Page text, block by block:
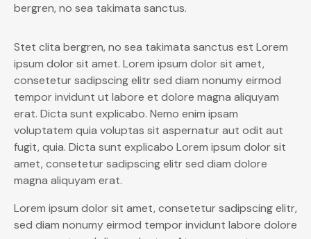
bergren, no sea takimata sanctus.
Stet clita bergren, no sea takimata sanctus est Lorem
ipsum dolor sit amet. Lorem ipsum dolor sit amet,
consetetur sadipscing elitr sed diam nonumy eirmod
tempor invidunt ut labore et dolore magna aliquyam
erat. Dicta sunt explicabo. Nemo enim ipsam
voluptatem quia voluptas sit aspernatur aut odit aut
fugit, quia. Dicta sunt explicabo Lorem ipsum dolor sit
amet, consetetur sadipscing elitr sed diam dolore
magna aliquyam erat.
Lorem ipsum dolor sit amet, consetetur sadipscing elitr,
sed diam nonumy eirmod tempor invidunt labore dolore